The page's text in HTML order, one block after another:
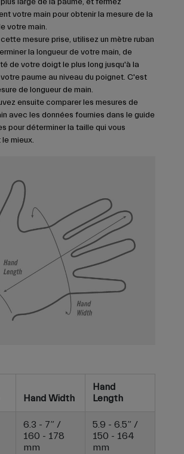
votre main pour obtenir la mesure de la
votre main.
mesure prise, utilisez un mètre ruban
la longueur de votre main, de
de votre doigt le plus long jusqu'à la
paume au niveau du poignet. C'est
de longueur de main.
ensuite comparer les mesures de
avec les données fournies dans le guide
pour déterminer la taille qui vous
mieux.
Hand Width
Hand
Length
6.3 - 7” /
160 - 178
mm
5.9 - 6.5” /
150 - 164
mm